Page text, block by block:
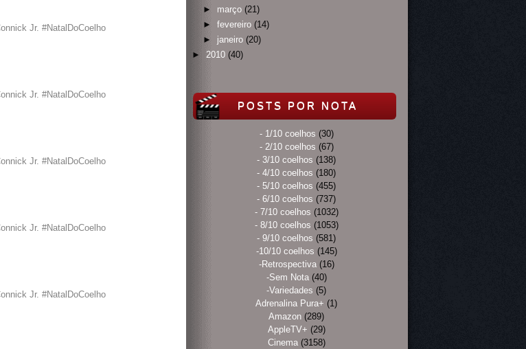
Jr. #NatalDoCoelho
Jr. #NatalDoCoelho
Jr. #NatalDoCoelho
Jr. #NatalDoCoelho
Jr. #NatalDoCoelho
► março (21)
► fevereiro (14)
► janeiro (20)
► 2010 (40)
POSTS POR NOTA
- 1/10 coelhos (30)
- 2/10 coelhos (67)
- 3/10 coelhos (138)
- 4/10 coelhos (180)
- 5/10 coelhos (455)
- 6/10 coelhos (737)
- 7/10 coelhos (1032)
- 8/10 coelhos (1053)
- 9/10 coelhos (581)
-10/10 coelhos (145)
-Retrospectiva (16)
-Sem Nota (40)
-Variedades (5)
Adrenalina Pura+ (1)
Amazon (289)
AppleTV+ (29)
Cinema (3158)